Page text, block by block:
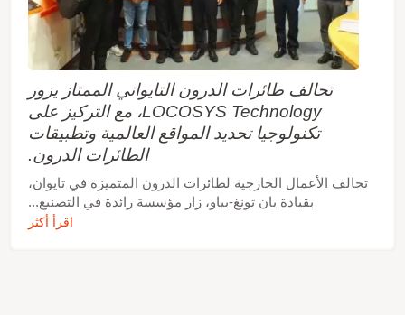
تحالف طائرات الدرون التايواني الممتاز يزور
LOCOSYS Technology، مع التركيز على
تكنولوجيا تحديد المواقع العالمية وتطبيقات
الطائرات الدرون.
تحالف الأعمال الخارجية لطائرات الدرون المتميزة في تايوان،
بقيادة يان تونغ-بياو، زار مؤسسة رائدة في التصنيع...
اقرأ أكثر